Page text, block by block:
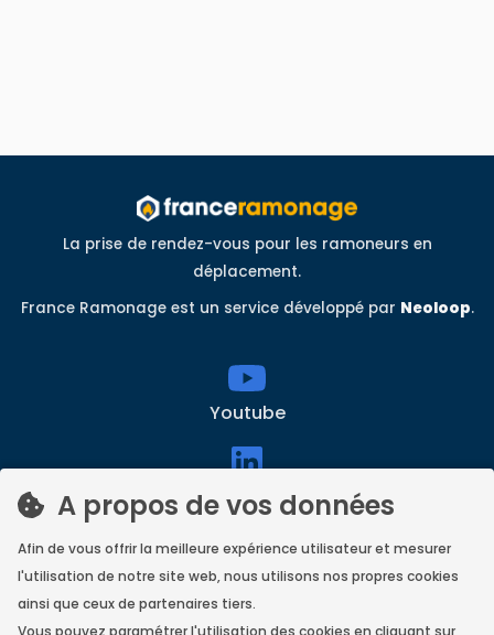
A propos de vos données
Afin de vous offrir la meilleure expérience utilisateur et mesurer
l'utilisation de notre site web, nous utilisons nos propres cookies
ainsi que ceux de partenaires tiers.
Vous pouvez paramétrer l'utilisation des cookies en cliquant sur
La prise de rendez-vous pour les ramoneurs en
déplacement.
France Ramonage est un service développé par Neoloop.
Youtube
linkedin
Facebook